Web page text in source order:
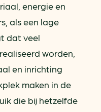
energie en
als een lage
dat veel
worden,
en inrichting
maken in de
die bij hetzelfde